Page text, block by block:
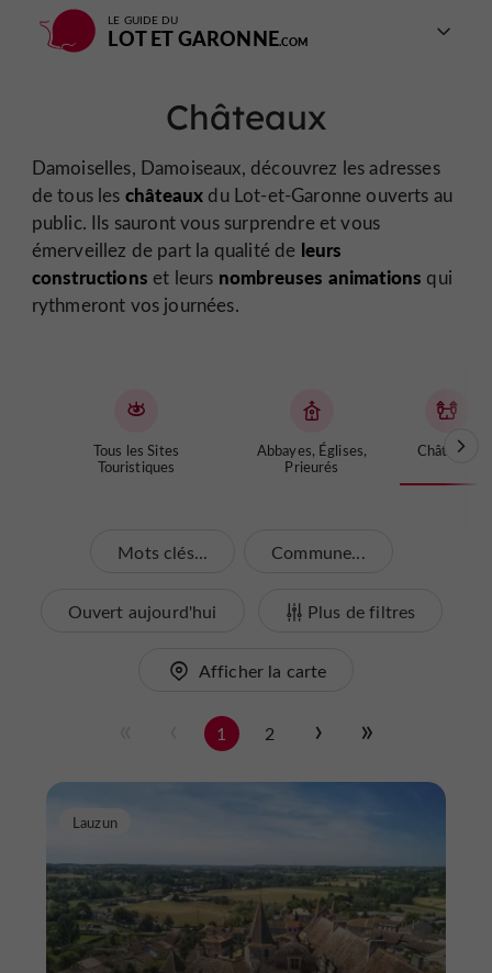
LE GUIDE DU
LOT ET GARONNE
Châteaux
Damoiselles, Damoiseaux, découvrez les adresses
de tous les châteaux du Lot-et-Garonne ouverts au
public. Ils sauront vous surprendre et vous
émerveillez de part la qualité de leurs
constructions et leurs nombreuses animations qui
rythmeront vos journées.
Tous les Sites
Touristiques
Abbayes, Églises,
Prieurés
Châteaux
Mots clés... Commune...
Ouvert aujourd'hui Plus de filtres
Afficher la carte
1 2
Lauzun